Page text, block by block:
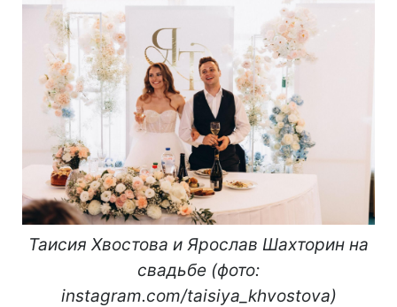
Таисия Хвостова и Ярослав Шахторин на
свадьбе (фото:
instagram.com/taisiya_khvostova)